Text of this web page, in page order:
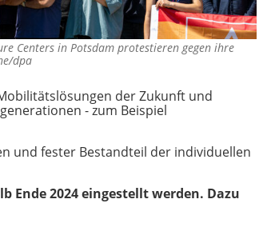
Centers in Potsdam protestieren gegen ihre
dpa
der Zukunft und
- zum Beispiel
und fester Bestandteil der individuellen
Ende 2024 eingestellt werden. Dazu